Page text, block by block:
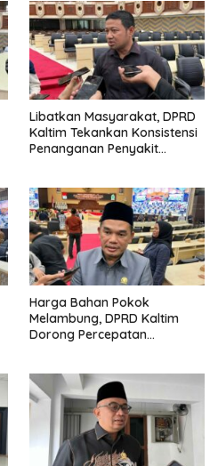
Libatkan Masyarakat, DPRD
Kaltim Tekankan Konsistensi
Penanganan Penyakit
Harga Bahan Pokok
Melambung, DPRD Kaltim
Dorong Percepatan